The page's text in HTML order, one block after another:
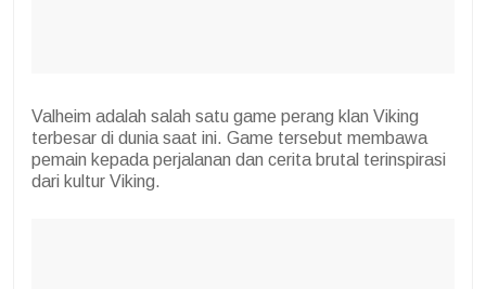
Valheim adalah salah satu game perang klan Viking
terbesar di dunia saat ini. Game tersebut membawa
pemain kepada perjalanan dan cerita brutal terinspirasi
dari kultur Viking.